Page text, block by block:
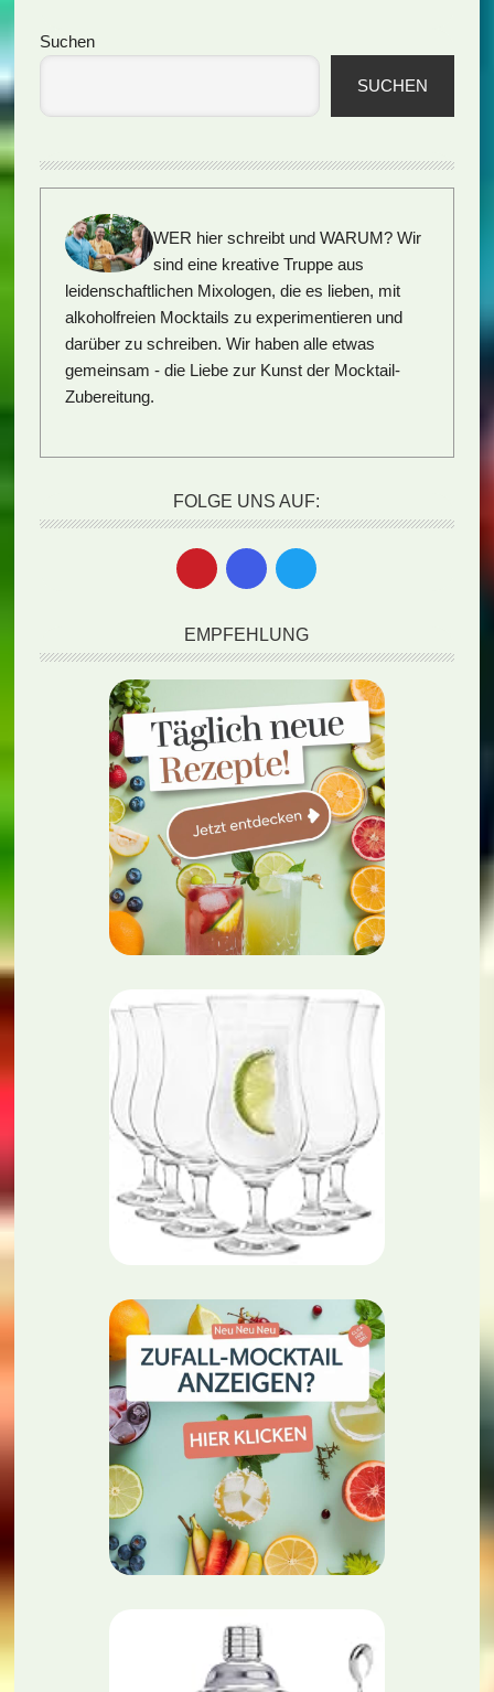
Seitenspalte
Suchen
SUCHEN
WER hier schreibt und WARUM? Wir
sind eine kreative Truppe aus
leidenschaftlichen Mixologen, die es lieben, mit
alkoholfreien Mocktails zu experimentieren und
darüber zu schreiben. Wir haben alle etwas
gemeinsam - die Liebe zur Kunst der Mocktail-
Zubereitung.
FOLGE UNS AUF:
EMPFEHLUNG